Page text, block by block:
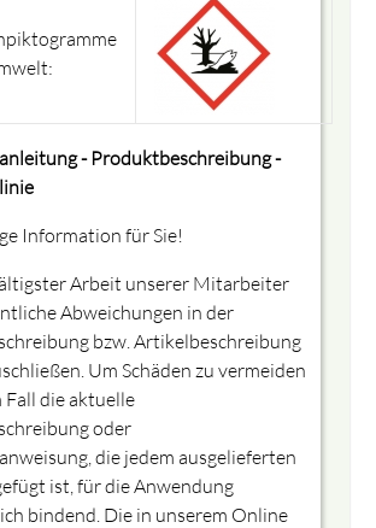
- Produktbeschreibung -
Information für Sie!
Arbeit unserer Mitarbeiter
Abweichungen in der
bzw. Artikelbeschreibung
Um Schäden zu vermeiden
Fall die aktuelle
oder
die jedem ausgelieferten
ist, für die Anwendung
bindend. Die in unserem Online